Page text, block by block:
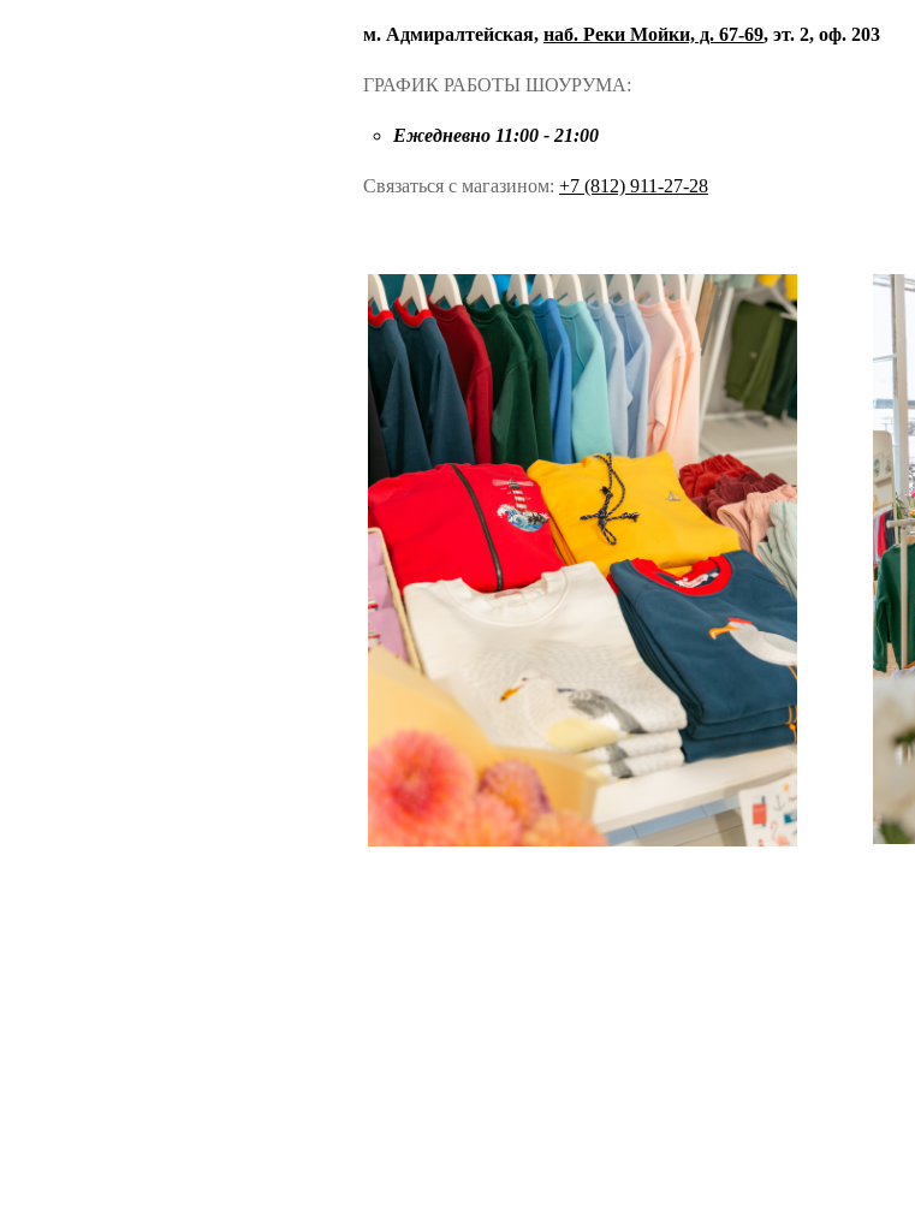
м. Адмиралтейская, наб. Реки Мойки, д. 67-69, эт. 2, оф. 203
ГРАФИК РАБОТЫ ШОУРУМА:
Ежедневно 11:00 - 21:00
Связаться с магазином: +7 (812) 911-27-28